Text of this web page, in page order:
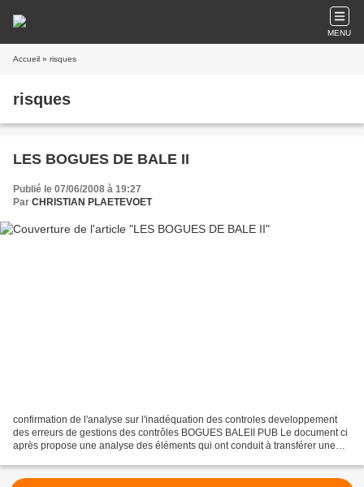
MENU
Accueil » risques
risques
LES BOGUES DE BALE II
Publié le 07/06/2008 à 19:27
Par CHRISTIAN PLAETEVOET
confirmation de l'analyse sur l'inadéquation des controles developpement
des erreurs de gestions des contrôles BOGUES BALEII PUB Le document ci
après propose une analyse des éléments qui ont conduit à transférer une